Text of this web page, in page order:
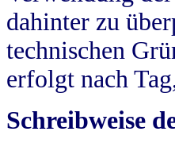
dahinter zu
technischen
erfolgt nach
Schreibweise